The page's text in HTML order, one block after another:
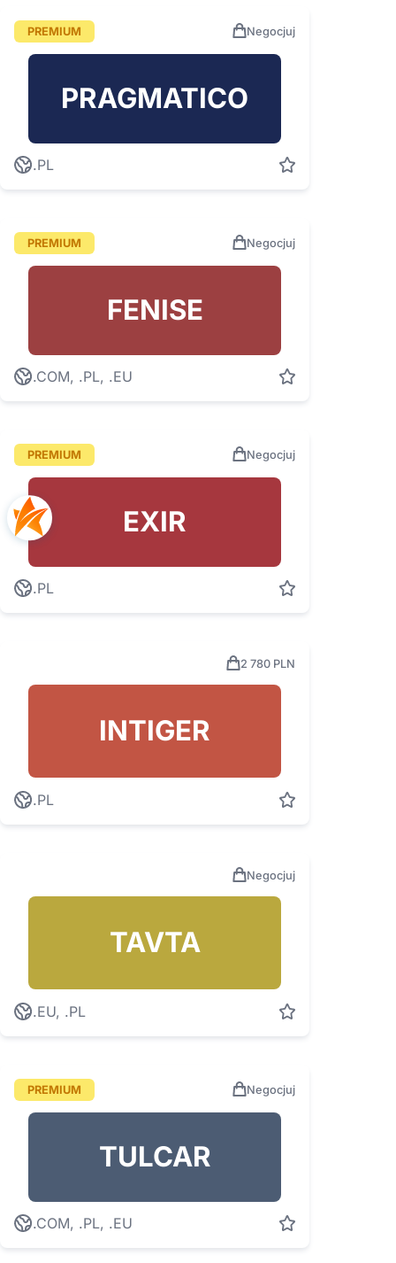
PREMIUM Negocjuj
PRAGMATICO
.PL
PREMIUM Negocjuj
FENISE
.COM, .PL, .EU
PREMIUM Negocjuj
EXIR
.PL
2 780 PLN
INTIGER
.PL
Negocjuj
TAVTA
.EU, .PL
PREMIUM Negocjuj
TULCAR
.COM, .PL, .EU